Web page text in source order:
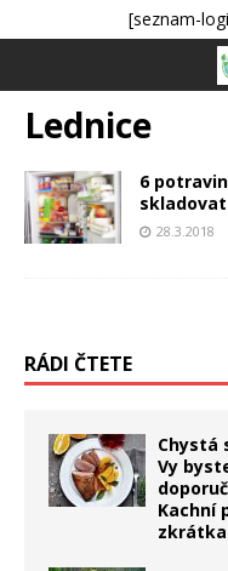
[seznam-
Lednice
6
28.3.2018
RÁDI ČTETE
Chystá
Vy
Kachní